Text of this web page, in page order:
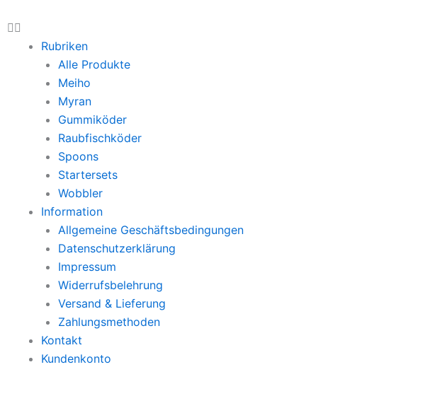
Rubriken
Alle Produkte
Meiho
Myran
Gummiköder
Raubfischköder
Spoons
Startersets
Wobbler
Information
Allgemeine Geschäftsbedingungen
Datenschutzerklärung
Impressum
Widerrufsbelehrung
Versand & Lieferung
Zahlungsmethoden
Kontakt
Kundenkonto